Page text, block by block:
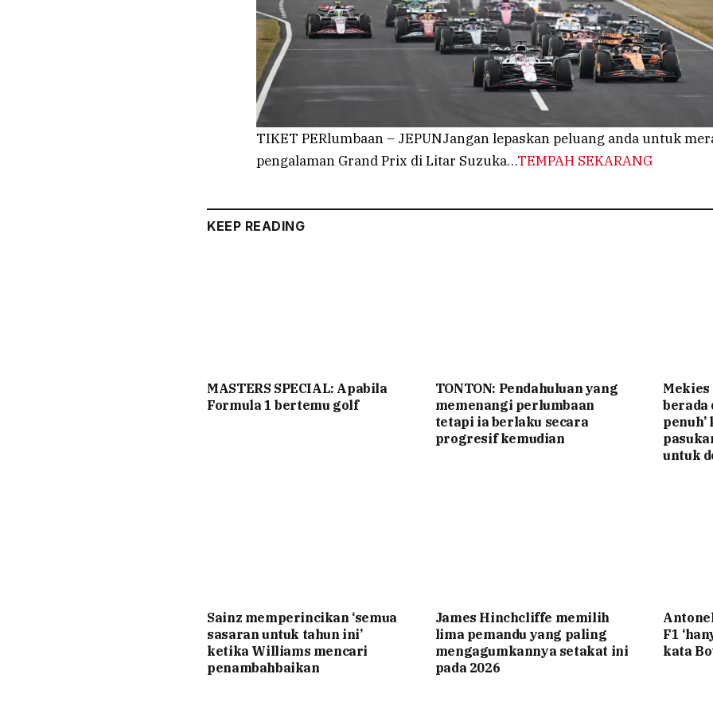
TIKET PERlumbaan – JEPUNJangan lepaskan peluang anda untuk
pengalaman Grand Prix di Litar Suzuka…TEMPAH SEKARANG
KEEP READING
MASTERS SPECIAL: Apabila
Formula 1 bertemu golf
TONTON: Pendahuluan yang
memenangi perlumbaan
tetapi ia berlaku secara
progresif kemudian
Mekies
berada
untuk
Sainz memperincikan ‘semua
sasaran untuk tahun ini’
ketika Williams mencari
penambahbaikan
James Hinchcliffe memilih
lima pemandu yang paling
mengagumkannya setakat ini
pada 2026
F1
kata